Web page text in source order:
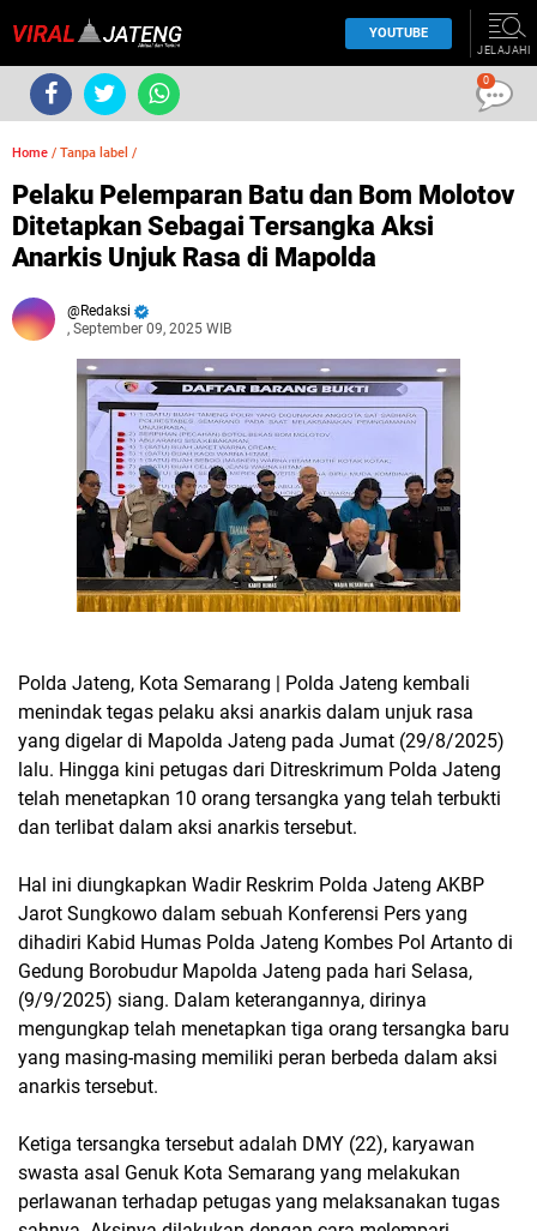
YOUTUBE
JELAJAHI
Home / Tanpa label /
Pelaku Pelemparan Batu dan Bom Molotov
Ditetapkan Sebagai Tersangka Aksi
Anarkis Unjuk Rasa di Mapolda
Redaksi
, September 09, 2025 WIB
Polda Jateng, Kota Semarang | Polda Jateng kembali
menindak tegas pelaku aksi anarkis dalam unjuk rasa
yang digelar di Mapolda Jateng pada Jumat (29/8/2025)
lalu. Hingga kini petugas dari Ditreskrimum Polda Jateng
telah menetapkan 10 orang tersangka yang telah terbukti
dan terlibat dalam aksi anarkis tersebut.
Hal ini diungkapkan Wadir Reskrim Polda Jateng AKBP
Jarot Sungkowo dalam sebuah Konferensi Pers yang
dihadiri Kabid Humas Polda Jateng Kombes Pol Artanto di
Gedung Borobudur Mapolda Jateng pada hari Selasa,
(9/9/2025) siang. Dalam keterangannya, dirinya
mengungkap telah menetapkan tiga orang tersangka baru
yang masing-masing memiliki peran berbeda dalam aksi
anarkis tersebut.
Ketiga tersangka tersebut adalah DMY (22), karyawan
swasta asal Genuk Kota Semarang yang melakukan
perlawanan terhadap petugas yang melaksanakan tugas
0